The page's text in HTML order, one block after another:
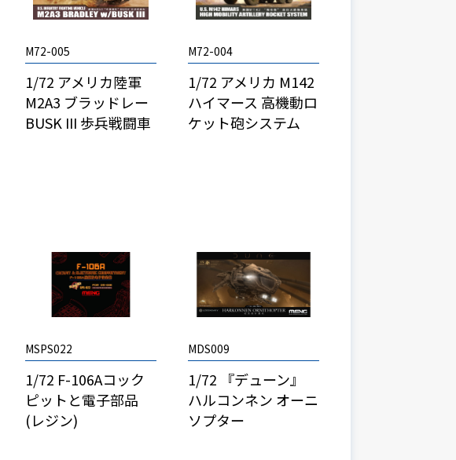
M72-005
1/72 アメリカ陸軍
M2A3 ブラッドレー
BUSK III 歩兵戦闘車
M72-004
1/72 アメリカ M142
ハイマース 高機動ロ
ケット砲システム
MSPS022
1/72 F-106Aコック
ピットと電子部品
(レジン)
MDS009
1/72 『デューン』
ハルコンネン オーニ
ソプター